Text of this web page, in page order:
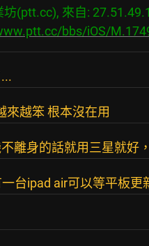
(ptt.cc), 來自:
bbs/iOS/
來越笨 根本沒在用
離身的話就用三星就好
一台ipad air可以等平板更